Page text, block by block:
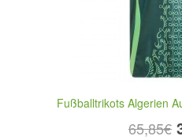
Fußballtrikots Algerien
65,85€